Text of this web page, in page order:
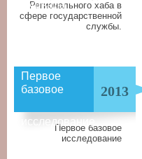
журнала
Регионального хаба в
сфере государственной
службы.
2013
Первое
базовое
исследование
Первое базовое
исследование